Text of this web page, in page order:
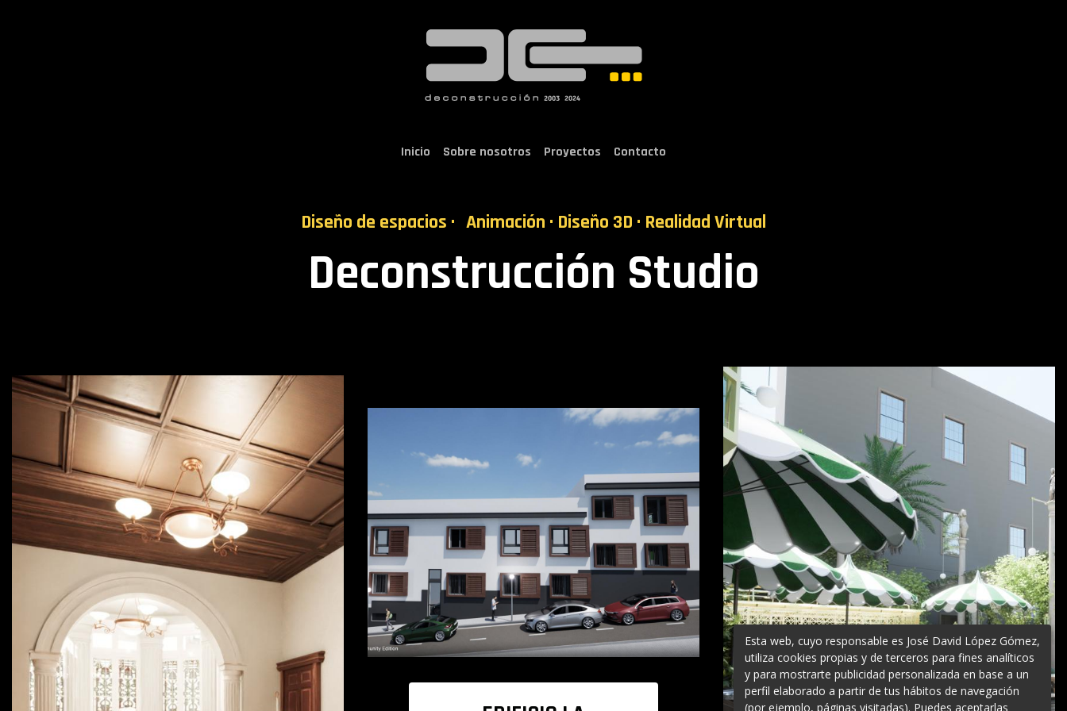
Inicio Sobre nosotros Proyectos Contacto
Diseño de espacios · Animación · Diseño 3D · Realidad Virtual
Deconstrucción Studio
Esta web, cuyo responsable es José David López Gómez,
utiliza cookies propias y de terceros para fines analíticos
y para mostrarte publicidad personalizada en base a un
perfil elaborado a partir de tus hábitos de navegación
(por ejemplo, páginas visitadas). Puedes aceptarlas